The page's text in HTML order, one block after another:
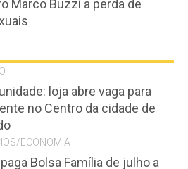
Marco Buzzi a perda de
loja abre vaga para
no Centro da cidade de
ECONOMIA
Bolsa Família de julho a